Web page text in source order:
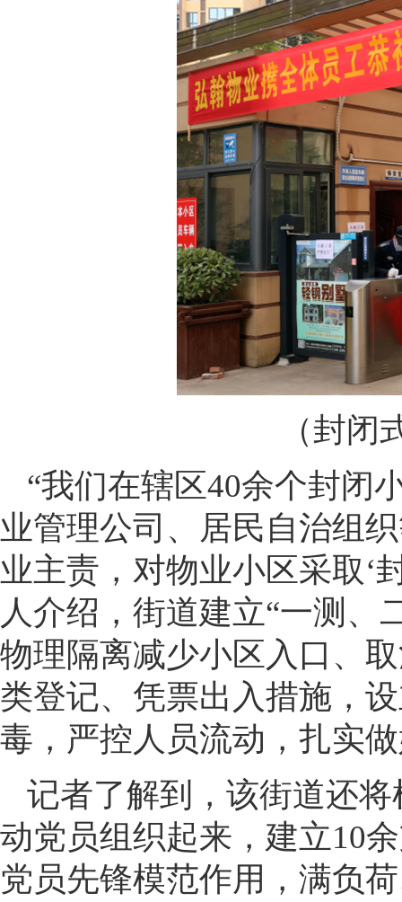
（封闭
“我们在辖区40余个封闭
业管理公司、居民自治组
业主责，对物业小区采取‘
人介绍，街道建立“一测、
物理隔离减少小区入口、
类登记、凭票出入措施，
毒，严控人员流动，扎实
记者了解到，该街道还
动党员组织起来，建立10
党员先锋模范作用，满负